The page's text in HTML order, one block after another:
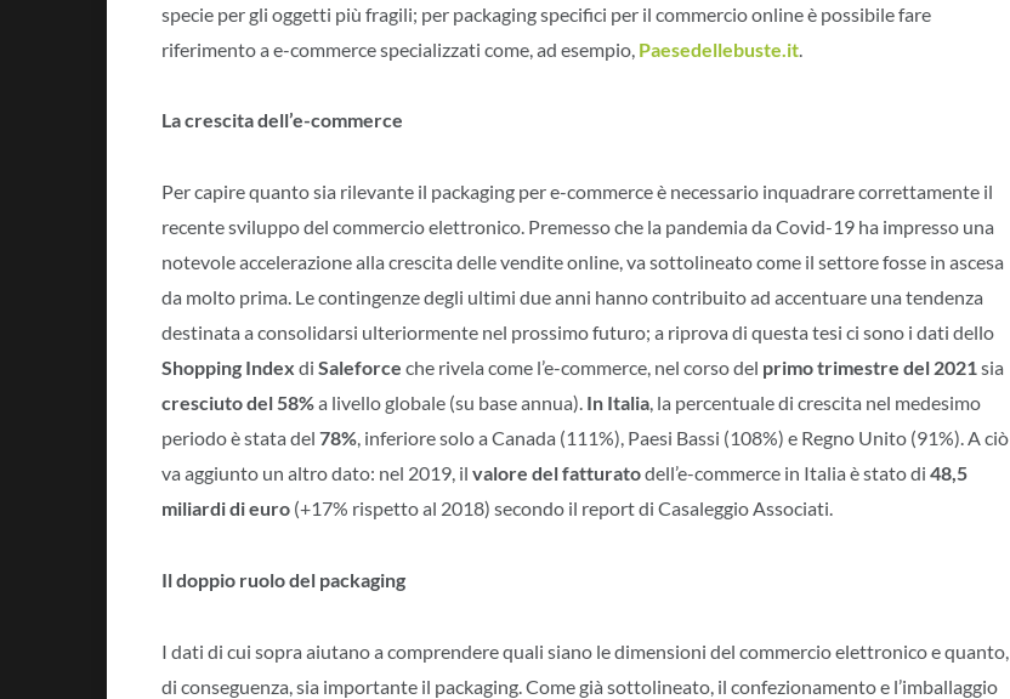
specie per gli oggetti più fragili; per packaging specifici per il commercio online è possibile fare
riferimento a e-commerce specializzati come, ad esempio, Paesedellebuste.it
La crescita dell’e-commerce
Per capire quanto sia rilevante il packaging per e-commerce è necessario inquadrare correttamente il
recente sviluppo del commercio elettronico. Premesso che la pandemia da Covid-19 ha impresso una
notevole accelerazione alla crescita delle vendite online, va sottolineato come il settore fosse in ascesa
da molto prima. Le contingenze degli ultimi due anni hanno contribuito ad accentuare una tendenza
destinata a consolidarsi ulteriormente nel prossimo futuro; a riprova di questa tesi ci sono i dati dello
Shopping Index di Saleforce che rivela come l’e-commerce, nel corso del primo trimestre del 2021sia
cresciuto del 58%a livello globale (su base annua). In Italia, la percentuale di crescita nel medesimo
periodo è stata del 78%, inferiore solo a Canada (111%), Paesi Bassi (108%) e Regno Unito (91%). A ciò
va aggiunto un altro dato: nel 2019, il valore del fatturatodell’e-commerce in Italia è stato di 48,5
miliardi di euro (+17% rispetto al 2018) secondo il report di Casaleggio Associati.
Il doppio ruolo del packaging
I dati di cui sopra aiutano a comprendere quali siano le dimensioni del commercio elettronico e quanto,
di conseguenza, sia importante il packaging. Come già sottolineato, il confezionamento e l’imballaggio